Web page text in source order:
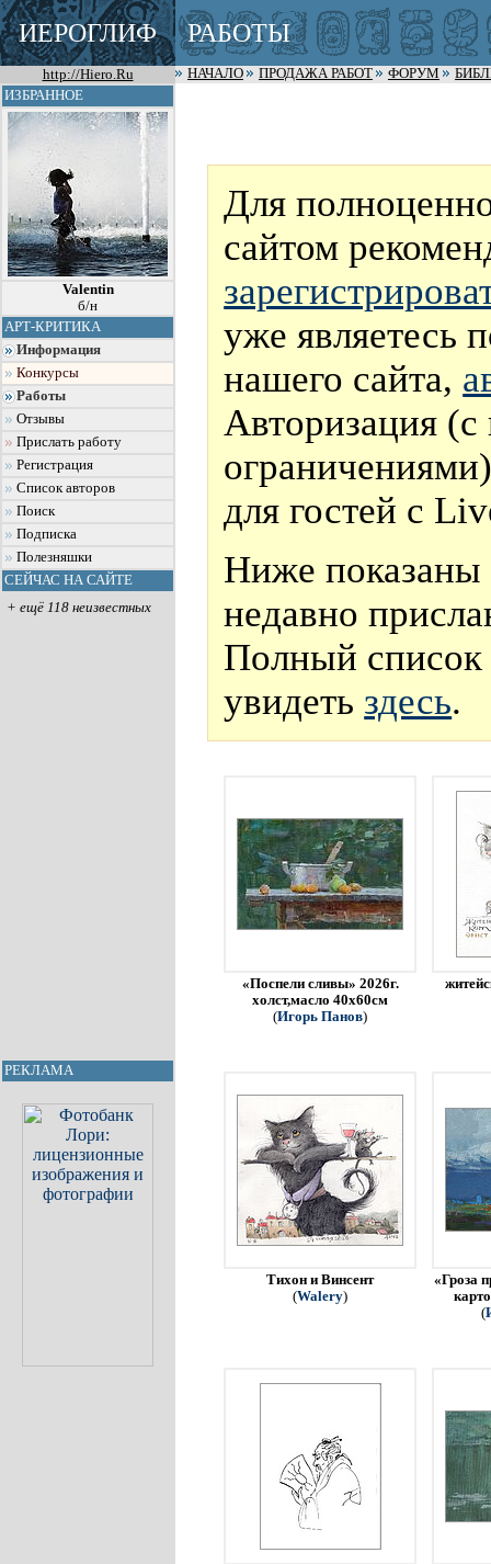
ИЕРОГЛИФ РАБОТЫ
http://Hiero.Ru НАЧАЛО ПРОДАЖА РАБОТ ФОРУМ
ИЗБРАННОЕ
Valentin
б/н
АРТ-КРИТИКА
Информация
Конкурсы
Работы
Отзывы
Прислать работу
Регистрация
Список авторов
Поиск
Подписка
Полезняшки
СЕЙЧАС НА САЙТЕ
+ ещё 118 неизвестных
РЕКЛАМА
Для
сайтом
уже являетесь
нашего сайта,
Авторизация
для гостей с
Ниже показаны
недавно
Полный
увидеть здесь.
«Поспели сливы» 2026г.
холст,масло 40х60см
(Игорь Панов)
Тихон и Винсент
(Walery)
«Гроза
(